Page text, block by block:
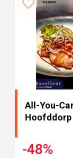
All-You-
Hoofddorp
-48%